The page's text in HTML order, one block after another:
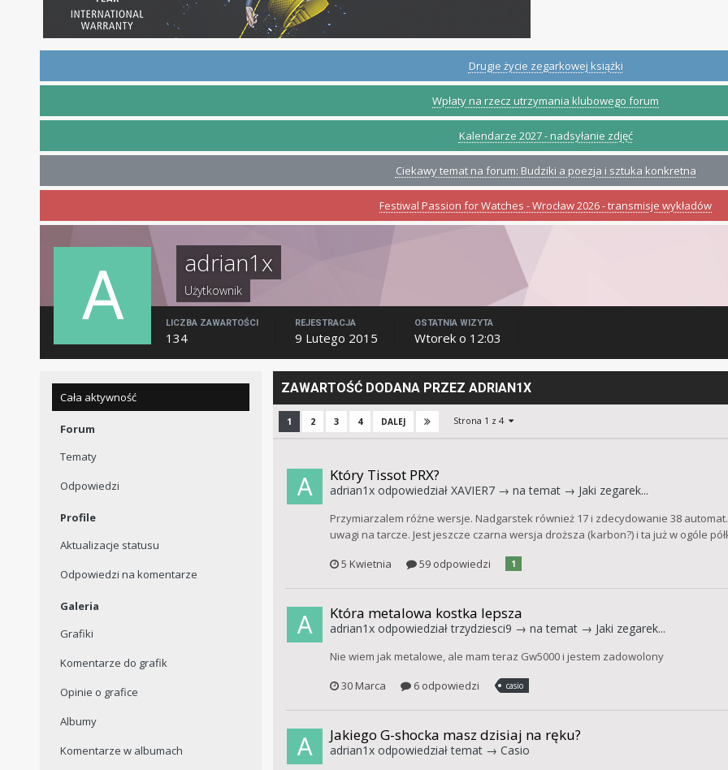
Drugie życie zegarkowej książki
Wpłaty na rzecz utrzymania klubowego forum
Kalendarze 2027 - nadsyłanie zdjęć
Ciekawy temat na forum: Budziki a poezja i sztuka konkretna
Festiwal Passion for Watches - Wrocław 2026 - transmisje wykładów
adrian1x
Użytkownik
LICZBA ZAWARTOŚCI
134
REJESTRACJA
9 Lutego 2015
OSTATNIA WIZYTA
Wtorek o 12:03
Cała aktywność
Forum
Tematy
Odpowiedzi
Profile
Aktualizacje statusu
Odpowiedzi na komentarze
Galeria
Grafiki
Komentarze do grafik
Opinie o grafice
Albumy
Komentarze w albumach
ZAWARTOŚĆ DODANA PRZEZ ADRIAN1X
1 2 3 4 DALEJ Strona 1 z 4
Który Tissot PRX?
adrian1xodpowiedział XAVIER7→ na temat → Jaki zegarek...
Przymiarzalem różne wersje. Nadgarstek również 17 i zdecydowanie 38
uwagi na tarcze. Jest jeszcze czarna wersja droższa (karbon?) i ta już w ogóle
5 Kwietnia
59 odpowiedzi 1
Która metalowa kostka lepsza
adrian1xodpowiedziałtrzydziesci9 → na temat → Jaki zegarek...
Nie wiem jak metalowe, ale mam teraz Gw5000 i jestem zadowolony
30 Marca
6 odpowiedzi casio
Jakiego G-shocka masz dzisiaj na ręku?
adrian1xodpowiedział temat → Casio